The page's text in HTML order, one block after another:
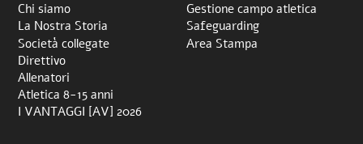
Chi siamo
La Nostra Storia
Società collegate
Direttivo
Allenatori
Atletica 8-15 anni
I VANTAGGI [AV] 2026
Gestione campo atletica
Safeguarding
Area Stampa